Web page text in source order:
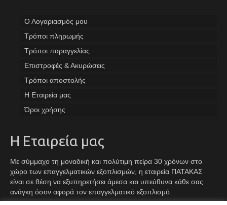
Ο Λογαριασμός μου
Tρόποι πληρωμής
Τρόποι παραγγελίας
Επιστροφές & Ακυρώσεις
Τρόποι αποστολής
Η Εταιρεία μας
Όροι χρήσης
Η Εταιρεία μας
Με σύμμαχο τη μοναδική και πολύτιμη πείρα 30 χρόνων στο
χώρο των επαγγελματικών εξοπλισμών, η εταιρεία ΠΑΤΑΚΑΣ
είναι σε θέση να εξυπηρετήσει άμεσα και υπεύθυνα κάθε σας
ανάγκη όσον αφορά τον επαγγελματικό εξοπλισμό.